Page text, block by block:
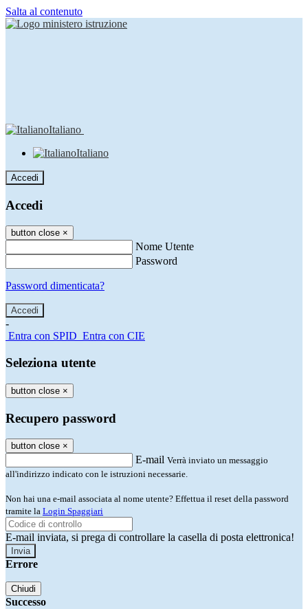
Salta al contenuto
Italiano
Italiano
Accedi
Accedi
button close ×
Nome Utente
Password
Password dimenticata?
-
Entra con SPID Entra con CIE
Seleziona utente
button close ×
Recupero password
button close ×
E-mail Verrà inviato un messaggio
all'indirizzo indicato con le istruzioni necessarie.
Non hai una e-mail associata al nome utente? Effettua il reset della password
tramite la Login Spaggiari
E-mail inviata, si prega di controllare la casella di posta elettronica!
Errore
Chiudi
Successo